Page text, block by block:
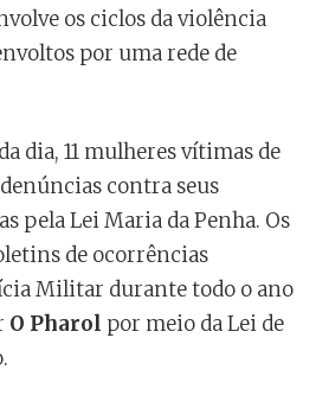
os ciclos da violência
por uma rede de
dia, 11 mulheres vítimas de
contra seus
pela Lei Maria da Penha. Os
de ocorrências
Militar durante todo o ano
O Pharol por meio da Lei de